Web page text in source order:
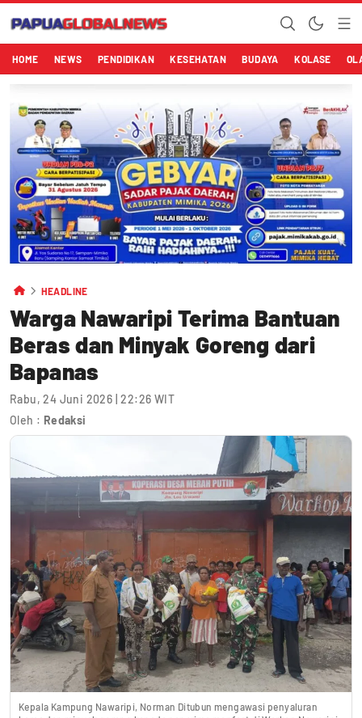
HOME NEWS PENDIDIKAN KESEHATAN BUDAYA KOLASE
HEADLINE
Warga Nawaripi Terima Bantuan
Beras dan Minyak Goreng dari
Bapanas
Rabu, 24 Juni 2026 | 22:26 WIT
Oleh : Redaksi
Kepala Kampung Nawaripi, Norman Ditubun mengawasi penyaluran